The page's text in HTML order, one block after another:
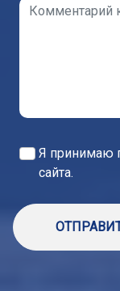
Я принимаю
сайта.